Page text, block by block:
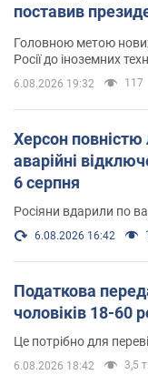
поставив
Головною метою
Росії до іноземних
6.08.2026 19:32 117
Херсон повністю
аварійні
6 серпня
Росіяни вдарили по
6.08.2026 16:42
Податкова
чоловіків 18-60
Це потрібно для
6.08.2026 18:42 3,5 т.